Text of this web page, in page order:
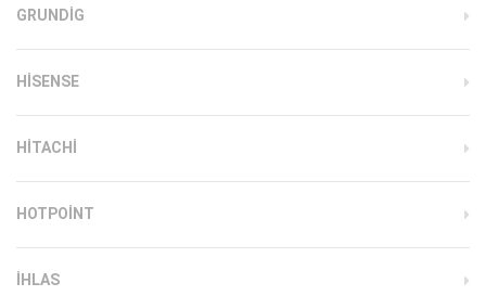
GRUNDIG
HISENSE
HITACHI
HOTPOINT
IHLAS